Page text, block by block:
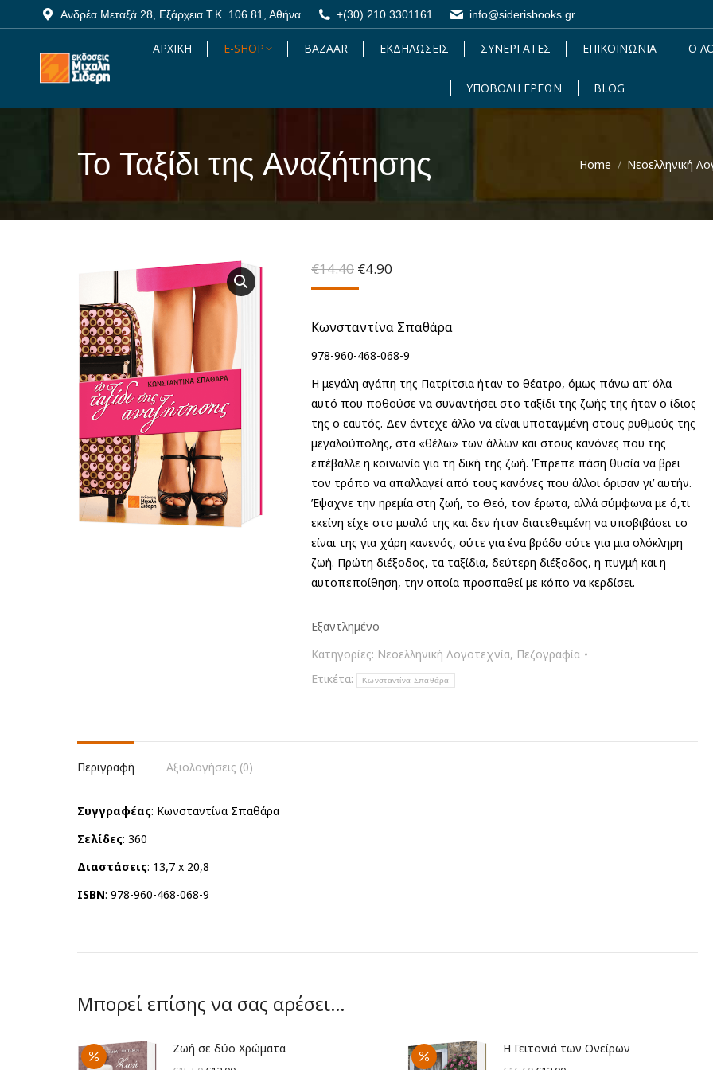
Ανδρέα Μεταξά 28, Εξάρχεια Τ.Κ. 106 81, Αθήνα +(30) 210 3301161 info@siderisbooks.gr
ΑΡΧΙΚΗ E-SHOP BAZAAR ΕΚΔΗΛΩΣΕΙΣ ΣΥΝΕΡΓΑΤΕΣ ΕΠΙΚΟΙΝΩΝΙΑ Ο
ΥΠΟΒΟΛΗ ΕΡΓΩΝ BLOG
Το Ταξίδι της Αναζήτησης
You are here: Home Νεοελληνική
€14.40 Original
price
€14.40.
€4.90
είναι:
Κωνσταντίνα Σπαθάρα
978-960-468-068-9
Η μεγάλη αγάπη της Πατρίτσια ήταν το θέατρο, όμως πάνω απ’ όλα
αυτό που ποθούσε να συναντήσει στο ταξίδι της ζωής της ήταν ο ίδιος
της ο εαυτός. Δεν άντεχε άλλο να είναι υποταγμένη στους ρυθμούς της
μεγαλούπολης, στα «θέλω» των άλλων και στους κανόνες που της
επέβαλλε η κοινωνία για τη δική της ζωή. Έπρεπε πάση θυσία να βρει
τον τρόπο να απαλλαγεί από τους κανόνες που άλλοι όρισαν γι’ αυτήν.
Έψαχνε την ηρεμία στη ζωή, το Θεό, τον έρωτα, αλλά σύμφωνα με ό,τι
εκείνη είχε στο μυαλό της και δεν ήταν διατεθειμένη να υποβιβάσει το
είναι της για χάρη κανενός, ούτε για ένα βράδυ ούτε για μια ολόκληρη
ζωή. Πρώτη διέξοδος, τα ταξίδια, δεύτερη διέξοδος, η πυγμή και η
αυτοπεποίθηση, την οποία προσπαθεί με κόπο να κερδίσει.
Εξαντλημένο
Κατηγορίες: Νεοελληνική Λογοτεχνία, Πεζογραφία
Ετικέτα:
Κωνσταντίνα Σπαθάρα
Περιγραφή Αξιολογήσεις (0)
Συγγραφέας: Κωνσταντίνα Σπαθάρα
Σελίδες: 360
Διαστάσεις: 13,7 x 20,8
ISBN: 978-960-468-068-9
Μπορεί επίσης να σας αρέσει…
Ζωή σε δύο Χρώματα Η Γειτονιά των Ονείρων
Ανδρέα Μεταξά 28, Εξάρχεια Τ.Κ. 106 81, Αθήνα +(30) 210 3301161 info@siderisbooks.gr
ΑΡΧΙΚΗ E-SHOP BAZAAR ΕΚΔΗΛΩΣΕΙΣ ΣΥΝΕΡΓΑΤΕΣ ΕΠΙΚΟΙΝΩΝΙΑ Ο
ΥΠΟΒΟΛΗ ΕΡΓΩΝ BLOG